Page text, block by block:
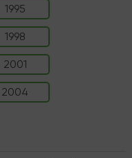
1995
1998
2001
2004